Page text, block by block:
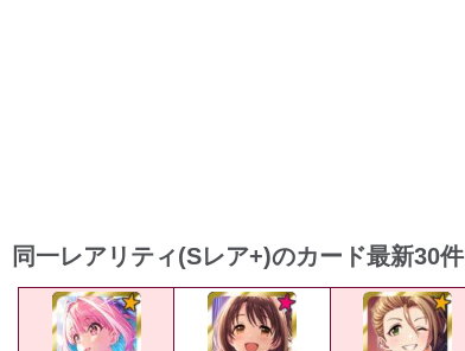
同一レアリティ(Sレア+)のカード最新30件